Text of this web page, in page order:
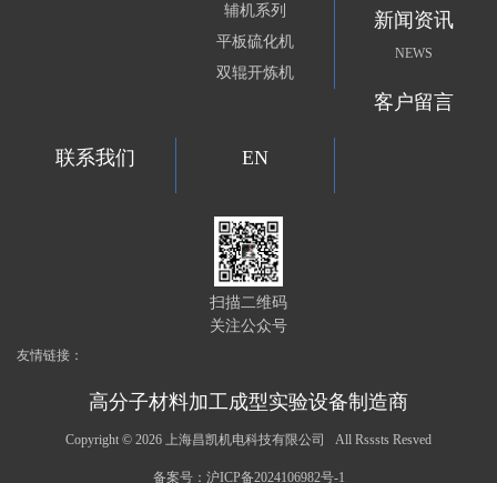
辅机系列
平板硫化机
双辊开炼机
新闻资讯
NEWS
客户留言
联系我们 EN
扫描二维码
关注公众号
友情链接：
高分子材料加工成型实验设备制造商
Copyright © 2026 上海昌凯机电科技有限公司 All Rsssts Resved
备案号： 沪ICP备2024106982号-1